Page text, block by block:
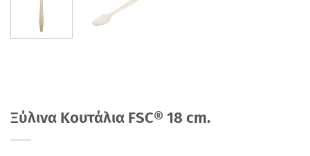
Ξύλινα Κουτάλια FSC® 18 cm.